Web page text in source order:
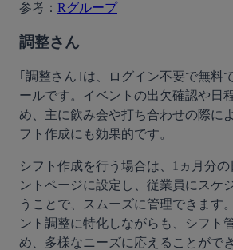
参考： Rグループ
調整さん
｢調整さん｣は、ログイン不要で無料
ールです。イベントの出欠確認や日
め、主に飲み会や打ち合わせの際に
フト作成にも効果的です。
シフト作成を行う場合は、1ヵ月分
ントページに設定し、従業員にスケ
うことで、スムーズに管理できます
ント調整に特化しながらも、シフト
め、多様なニーズに応えることがで